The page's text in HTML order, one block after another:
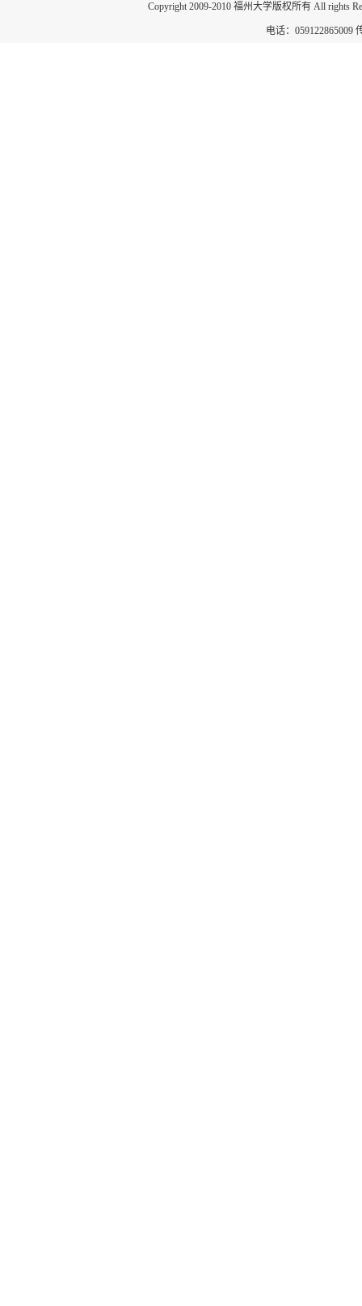
Copyright 2009-2010 福州大学版权所有 All rights
电话：059122865009